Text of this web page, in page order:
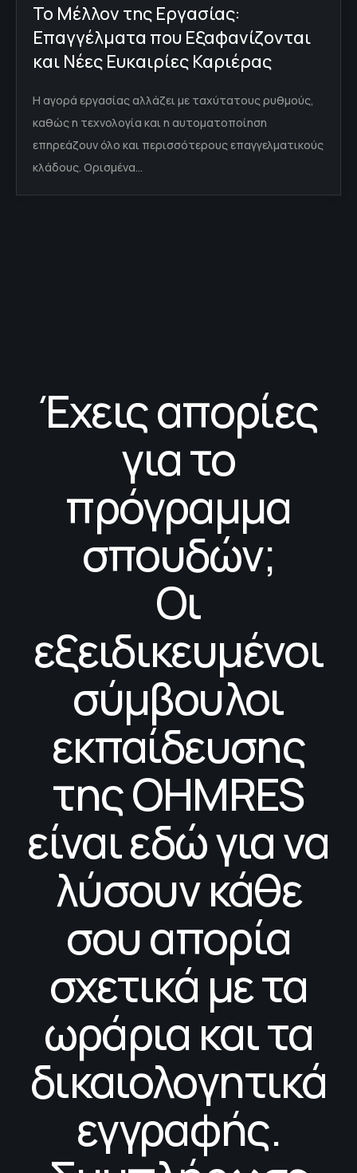
Το Μέλλον της Εργασίας:
Επαγγέλματα που Εξαφανίζονται
και Νέες Ευκαιρίες Καριέρας
Η αγορά εργασίας αλλάζει με ταχύτατους ρυθμούς,
καθώς η τεχνολογία και η αυτοματοποίηση
επηρεάζουν όλο και περισσότερους επαγγελματικούς
κλάδους. Ορισμένα…
Έχεις απορίες
για το
πρόγραμμα
σπουδών;
Οι
εξειδικευμένοι
σύμβουλοι
εκπαίδευσης
της OHMRES
είναι εδώ για να
λύσουν κάθε
σου απορία
σχετικά με τα
ωράρια και τα
δικαιολογητικά
εγγραφής.